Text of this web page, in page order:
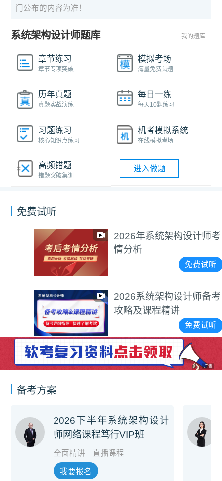
门公布的内容为准！
系统架构设计师题库 我的题库
章节练习
章节专项突破
模拟考场
海量免费试题
历年真题
真题实战演练
每日一练
每天10题练习
习题练习
核心知识点练习
机考模拟系统
在线模拟考场
高频错题
错题突破集训
进入做题
免费试听
2026年系统架构设计师考
情分析
免费试听
2026系统架构设计师备考
攻略及课程精讲
免费试听
广告
备考方案
2026下半年系统架构设计
师网络课程笃行VIP班
全面精讲 直播课程
我要报名